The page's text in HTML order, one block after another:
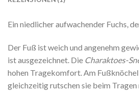
Ein niedlicher aufwachender Fuchs,
Der Fuß ist weich und angenehm
ist ausgezeichnet. Die Charaktoes-
hohen Tragekomfort. Am Fußknöchel
gleichzeitig rutschen sie beim Tragen